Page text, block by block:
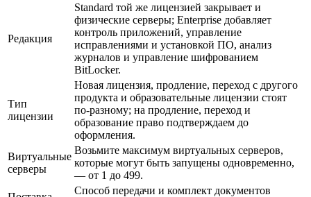
Редакция
Standard той же лицензией закрывает и
физические серверы; Enterprise добавляет
контроль приложений, управление
исправлениями и установкой ПО, анализ
журналов и управление шифрованием
BitLocker.
Тип
лицензии
Новая лицензия, продление, переход с другого
продукта и образовательные лицензии стоят
по-разному; на продление, переход и
образование право подтверждаем до
оформления.
Виртуальные
серверы
Возьмите максимум виртуальных серверов,
которые могут быть запущены одновременно,
— от 1 до 499.
Способ передачи и комплект документов